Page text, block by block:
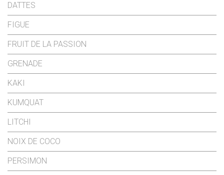
DATTES
FIGUE
FRUIT DE LA PASSION
GRENADE
KAKI
KUMQUAT
LITCHI
NOIX DE COCO
PERSIMON